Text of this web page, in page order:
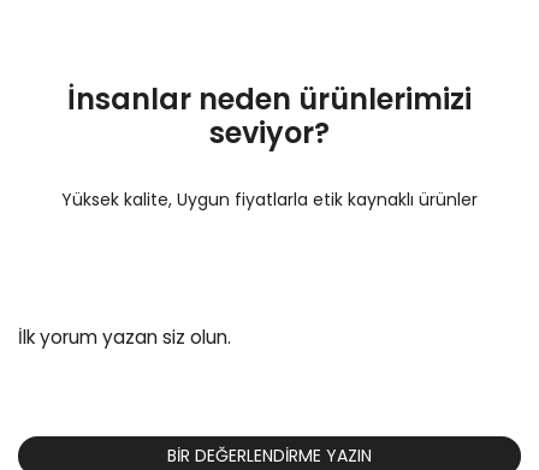
İnsanlar neden ürünlerimizi
seviyor?
Yüksek kalite, Uygun fiyatlarla etik kaynaklı ürünler
İlk yorum yazan siz olun.
BIR DEĞERLENDIRME YAZIN